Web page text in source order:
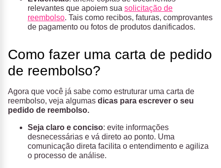
relevantes que apoiem sua solicitação de
reembolso. Tais como recibos, faturas, comprovantes
de pagamento ou fotos de produtos danificados.
Como fazer uma carta de pedido
de reembolso?
Agora que você já sabe como estruturar uma carta de
reembolso, veja algumas dicas para escrever o seu
pedido de reembolso.
Seja claro e conciso: evite informações
desnecessárias e vá direto ao ponto. Uma
comunicação direta facilita o entendimento e agiliza
o processo de análise.